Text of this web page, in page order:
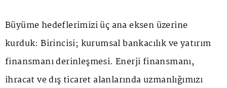
Büyüme hedeflerimizi üç ana eksen üzerine
kurduk: Birincisi; kurumsal bankacılık ve yatırım
finansmanı derinleşmesi. Enerji finansmanı,
ihracat ve dış ticaret alanlarında uzmanlığımızı